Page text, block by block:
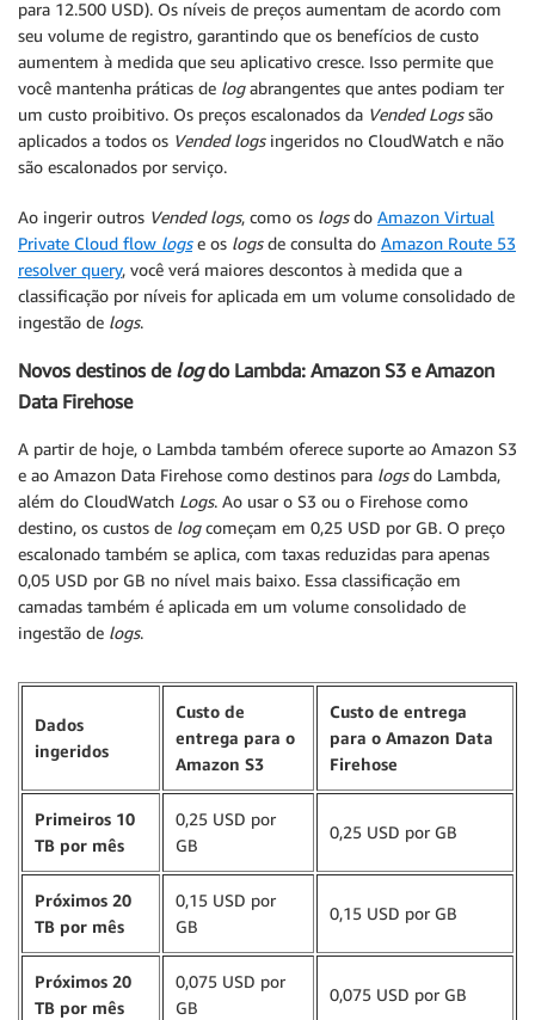
para 12.500 USD). Os níveis de preços aumentam de acordo com
seu volume de registro, garantindo que os benefícios de custo
aumentem à medida que seu aplicativo cresce. Isso permite que
você mantenha práticas de logabrangentes que antes podiam ter
um custo proibitivo. Os preços escalonados da Vended Logssão
aplicados a todos os Vended logsingeridos no CloudWatch e não
são escalonados por serviço.
Ao ingerir outros Vended logs, como os logsdo Amazon Virtual
Private Cloud flow logse os logsde consulta do Amazon Route 53
resolver query, você verá maiores descontos à medida que a
classificação por níveis for aplicada em um volume consolidado de
ingestão de logs.
Novos destinos de logdo Lambda: Amazon S3 e Amazon
Data Firehose
A partir de hoje, o Lambda também oferece suporte ao Amazon S3
e ao Amazon Data Firehose como destinos para logsdo Lambda,
além do CloudWatch Logs. Ao usar o S3 ou o Firehose como
destino, os custos de logcomeçam em 0,25 USD por GB. O preço
escalonado também se aplica, com taxas reduzidas para apenas
0,05 USD por GB no nível mais baixo. Essa classificação em
camadas também é aplicada em um volume consolidado de
ingestão de logs.
Dados
ingeridos
Custo de
entrega para o
Amazon S3
Custo de entrega
para o Amazon Data
Firehose
Primeiros 10
TB por mês
0,25 USD por
GB
0,25 USD por GB
Próximos 20
TB por mês
0,15 USD por
GB
0,15 USD por GB
Próximos 20
TB por mês
0,075 USD por
GB
0,075 USD por GB